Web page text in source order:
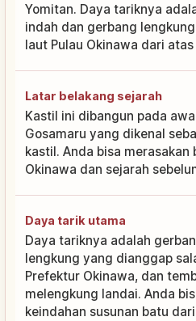
Yomitan. Daya tariknya
indah dan gerbang
laut Pulau Okinawa dari
Latar belakang sejarah
Kastil ini dibangun pada
Gosamaru yang dikenal
kastil. Anda bisa merasakan
Okinawa dan sejarah
Daya tarik utama
Daya tariknya adalah
lengkung yang dianggap
Prefektur Okinawa, dan
melengkung landai. Anda
keindahan susunan batu